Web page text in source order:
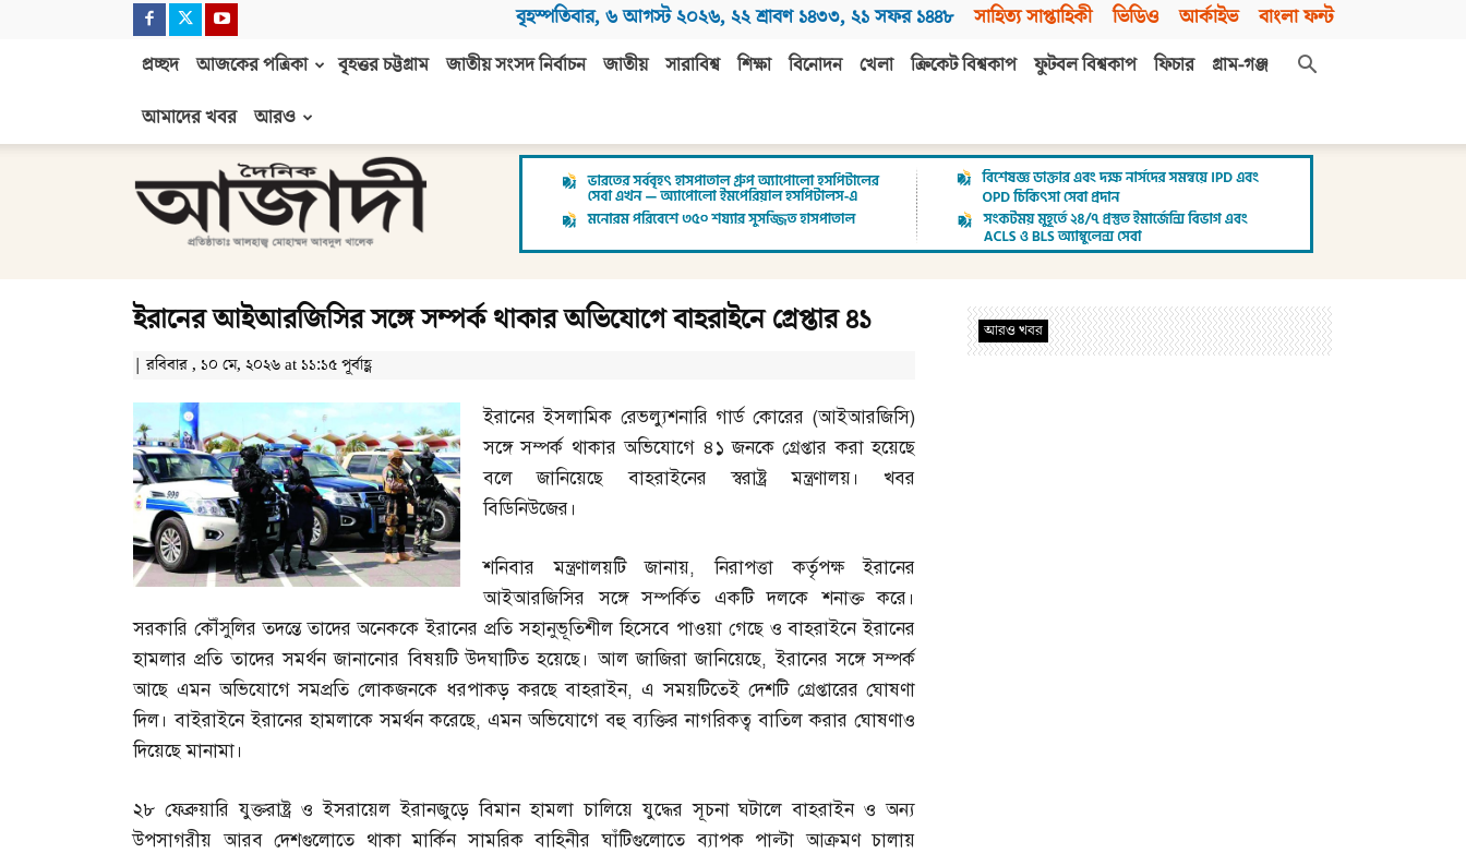
বৃহস্পতিবার, ৬ আগস্ট ২০২৬, ২২ শ্রাবণ ১৪৩৩, ২১ সফর ১৪৪৮ সাহিত্য সাপ্তাহিকী ভিডিও আর্কাইভ বাংলা ফন্ট
প্রচ্ছদ আজকের পত্রিকা বৃহত্তর চট্টগ্রাম জাতীয় সংসদ নির্বাচন জাতীয় সারাবিশ্ব শিক্ষা বিনোদন খেলা ক্রিকেট বিশ্বকাপ ফুটবল বিশ্বকাপ ফিচার
গ্রাম-গঞ্জ
আমাদের খবর
আরও
আজাদী
ইরানের আইআরজিসির সঙ্গে সম্পর্ক থাকার অভিযোগে বাহরাইনে গ্রেপ্তার ৪১
| রবিবার , ১০ মে, ২০২৬ at ১১:১৫ পূর্বাহ্ণ
ইরানের ইসলামিক রেভল্যুশনারি গার্ড কোরের (আইআরজিসি)
সঙ্গে সম্পর্ক থাকার অভিযোগে ৪১ জনকে গ্রেপ্তার করা হয়েছে
বলে জানিয়েছে বাহরাইনের স্বরাষ্ট্র মন্ত্রণালয়। খবর
বিডিনিউজের।
শনিবার মন্ত্রণালয়টি জানায়,নিরাপত্তা কর্তৃপক্ষ ইরানের
আইআরজিসির সঙ্গে সম্পর্কিত একটি দলকে শনাক্ত করে।
সরকারি কৌঁসুলির তদন্তে তাদের অনেককে ইরানের প্রতি সহানুভূতিশীল হিসেবে পাওয়া গেছে ও বাহরাইনে ইরানের
হামলার প্রতি তাদের সমর্থন জানানোর বিষয়টি উদ্ঘাটিত হয়েছে। আল জাজিরা জানিয়েছে,ইরানের সঙ্গে সম্পর্ক
আছে এমন অভিযোগে সমপ্রতি লোকজনকে ধরপাকড় করছে বাহরাইন,এ সময়টিতেই দেশটি গ্রেপ্তারের ঘোষণা
দিল। বাইরাইনে ইরানের হামলাকে সমর্থন করেছে,এমন অভিযোগে বহু ব্যক্তির নাগরিকত্ব বাতিল করার ঘোষণাও
দিয়েছে মানামা।
২৮ ফেব্রুয়ারি যুক্তরাষ্ট্র ও ইসরায়েল ইরানজুড়ে বিমান হামলা চালিয়ে যুদ্ধের সূচনা ঘটালে বাহরাইন ও অন্য
উপসাগরীয় আরব দেশগুলোতে থাকা মার্কিন সামরিক বাহিনীর ঘাঁটিগুলোতে ব্যাপক পাল্টা আক্রমণ চালায়
আরও খবর